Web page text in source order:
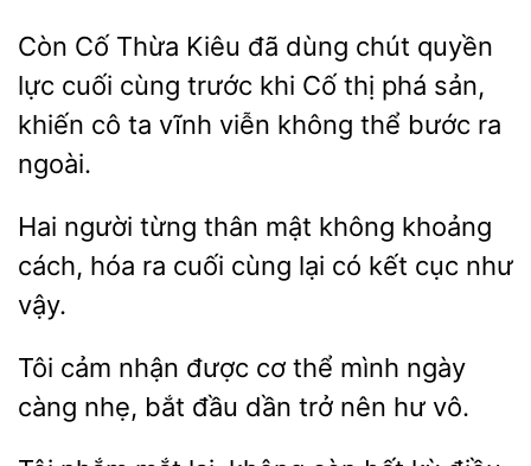
Còn Cố Thừa
đã dùng chút quyền
cuối cùng trước khi Cố thị phá sản,
khiến
ta vĩnh viễn không thể bước ra
ngoài.
Hai người từng thân mật không
cách, hóa ra
cùng
có kết cục như
vậy.
Tôi cảm nhận
cơ thể
càng nhẹ, bắt đầu dần trở nên hư vô.